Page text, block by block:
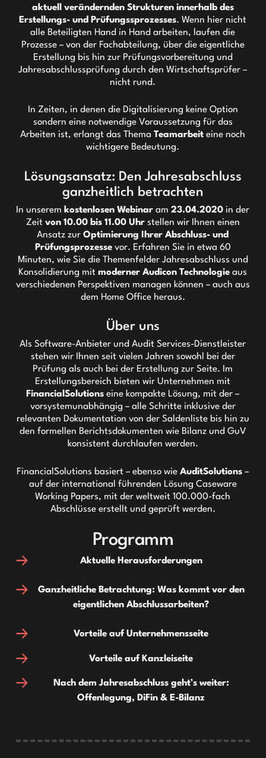
aktuell verändernden Strukturen innerhalb des
Erstellungs- und Prüfungssprozesses. Wenn hier nicht
alle Beteiligten Hand in Hand arbeiten, laufen die
Prozesse – von der Fachabteilung, über die eigentliche
Erstellung bis hin zur Prüfungsvorbereitung und
Jahresabschlussprüfung durch den Wirtschaftsprüfer –
nicht rund.
In Zeiten, in denen die Digitalisierung keine Option
sondern eine notwendige Voraussetzung für das
Arbeiten ist, erlangt das ThemaTeamarbeiteine noch
wichtigere Bedeutung.
Lösungsansatz: Den Jahresabschluss
ganzheitlich betrachten
In unserem kostenlosen Webinar am23.04.2020 in der
Zeit von 10.00 bis 11.00 Uhrstellen wir Ihnen einen
Ansatz zurOptimierung Ihrer Abschluss- und
Prüfungsprozessevor. Erfahren Sie in etwa 60
Minuten, wie Sie die Themenfelder Jahresabschluss und
Konsolidierung mitmoderner Audicon Technologie aus
verschiedenen Perspektiven managen können – auch aus
dem Home Office heraus.
Über uns
Als Software-Anbieter und Audit Services-Dienstleister
stehen wir Ihnen seit vielen Jahren sowohl bei der
Prüfung als auch bei der Erstellung zur Seite. Im
Erstellungsbereich bieten wir Unternehmen mit
FinancialSolutions eine kompakte Lösung, mit der –
vorsystemunabhängig – alle Schritte inklusive der
relevanten Dokumentation von der Saldenliste bis hin zu
den formellen Berichtsdokumenten wie Bilanz und GuV
konsistent durchlaufen werden.
FinancialSolutions basiert – ebenso wieAuditSolutions –
auf der international führenden Lösung Caseware
Working Papers, mit der weltweit 100.000-fach
Abschlüsse erstellt und geprüft werden.
Programm
Aktuelle Herausforderungen
Ganzheitliche Betrachtung: Was kommt vor den
eigentlichen Abschlussarbeiten?
Vorteile auf Unternehmensseite
Vorteile auf Kanzleiseite
Nach dem Jahresabschluss geht’s weiter:
Offenlegung, DiFin & E-Bilanz